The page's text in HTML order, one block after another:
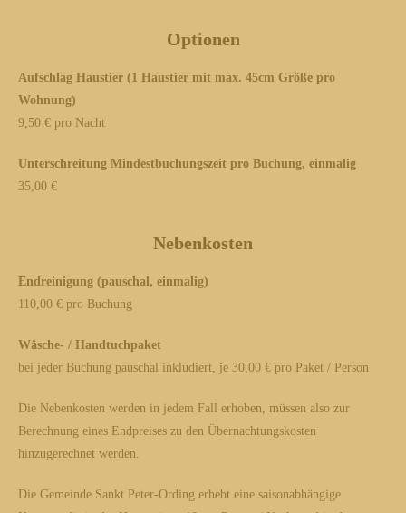
Optionen
Aufschlag Haustier (1 Haustier mit max. 45cm Größe pro
Wohnung)
9,50 € pro Nacht
Unterschreitung Mindestbuchungszeit pro Buchung, einmalig
35,00 €
Nebenkosten
Endreinigung (pauschal, einmalig)
110,00 € pro Buchung
Wäsche- / Handtuchpaket
bei jeder Buchung pauschal inkludiert, je 30,00 € pro Paket / Person
Die Nebenkosten werden in jedem Fall erhoben, müssen also zur
Berechnung eines Endpreises zu den Übernachtungskosten
hinzugerechnet werden.
Die Gemeinde Sankt Peter-Ording erhebt eine saisonabhängige